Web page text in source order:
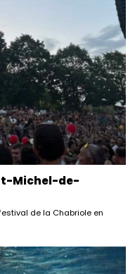
Michel-de-
de la Chabriole en